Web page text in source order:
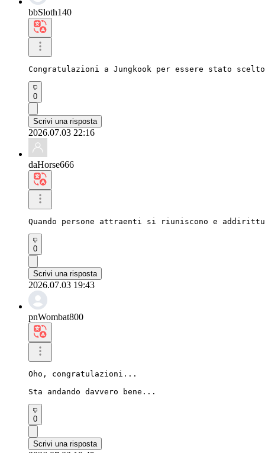
bbSloth140
Congratulazioni a Jungkook per essere stato
0
Scrivi una risposta
2026.07.03 22:16
daHorse666
Quando persone attraenti si riuniscono e
0
Scrivi una risposta
2026.07.03 19:43
pnWombat800
Oho, congratulazioni...
Sta andando davvero bene...
0
Scrivi una risposta